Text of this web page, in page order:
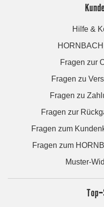
Hilfe &
Fragen zur
Fragen zu
Fragen zu
Fragen zur
Fragen zum
Fragen zum
Muster-